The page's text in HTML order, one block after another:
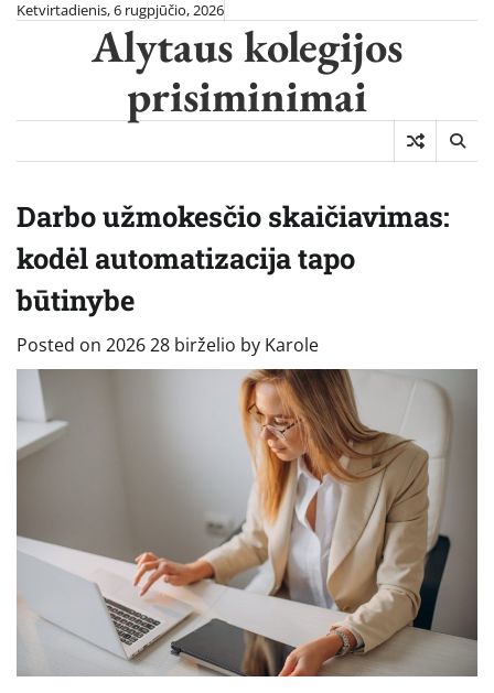
SkipKetvirtadienis, 6 rugpjūčio, 2026
Alytaus kolegijos
prisiminimai
Darbo užmokesčio skaičiavimas:
kodėl automatizacija tapo
būtinybe
Posted on 2026 28 birželio by Karole